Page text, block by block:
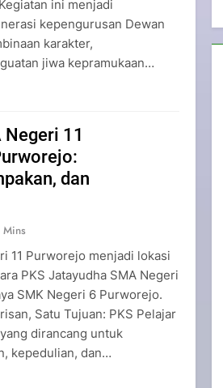
ini menjadi
kepengurusan Dewan
karakter,
jiwa kepramukaan…
Negeri 11
dan
Mins
11 Purworejo menjadi lokasi
PKS Jatayudha SMA Negeri
SMK Negeri 6 Purworejo.
Satu Tujuan: PKS Pelajar
dirancang untuk
kepedulian, dan…